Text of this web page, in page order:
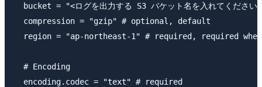
bucket = "<ログを出力する S3 バケット名を入れてくださ
  compression = "gzip" # optional, default
region = "ap-northeast-1" # required, required
  # Encoding
  encoding.codec = "text" # required